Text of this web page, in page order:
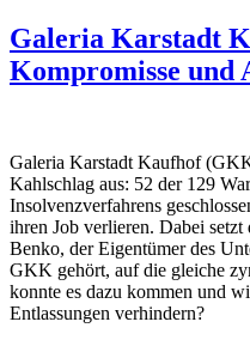
Galeria Karstadt
Kompromisse und
Galeria Karstadt Kaufhof
Kahlschlag aus: 52 der 129
Insolvenzverfahrens
ihren Job verlieren. Dabei
Benko, der Eigentümer des
GKK gehört, auf die gleiche
konnte es dazu kommen und
Entlassungen verhindern?